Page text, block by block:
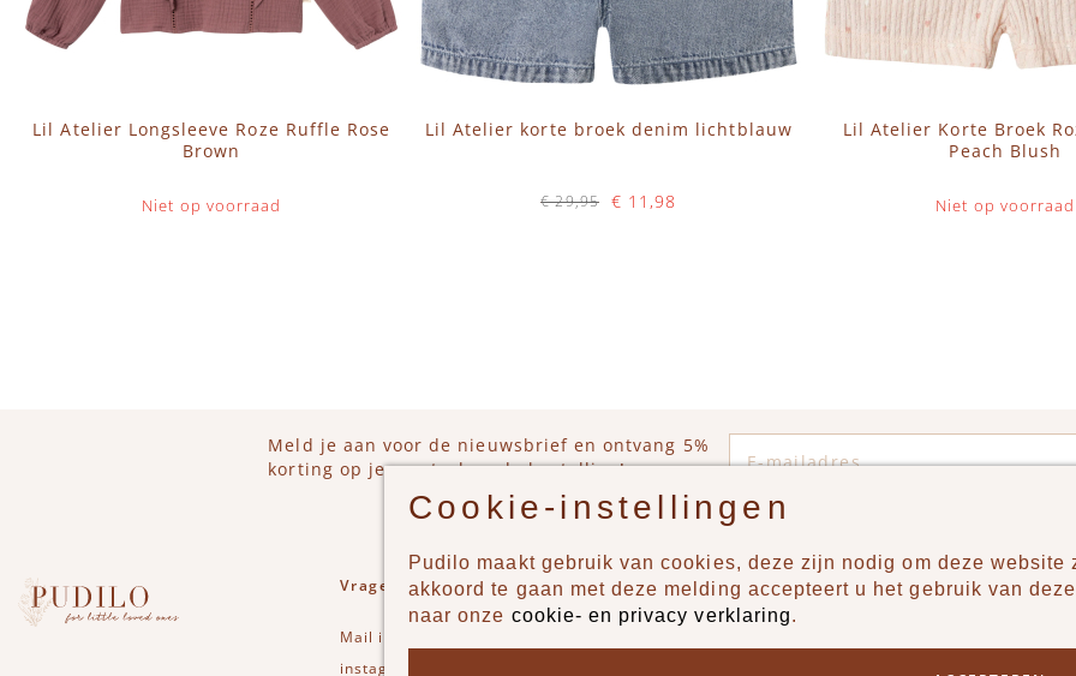
Lil Atelier Longsleeve Roze Ruffle Rose
Brown
Niet op voorraad
Lil Atelier korte broek denim lichtblauw
€ 11,98
€ 29,95
Lil Atelier Korte Broek
Peach Blush
Niet op voorraad
Meld je aan voor de nieuwsbrief en ontvang 5%
korting op je eerstvolgende bestelling!
Vragen of opmerkingen?
Mail info@pudilo.nl
instagram
Producten
Cookie-instellingen
Pudilo maakt gebruik van cookies, deze zijn nodig om deze
akkoord te gaan met deze melding accepteert u het gebruik van
naar onze cookie- en privacy verklaring.